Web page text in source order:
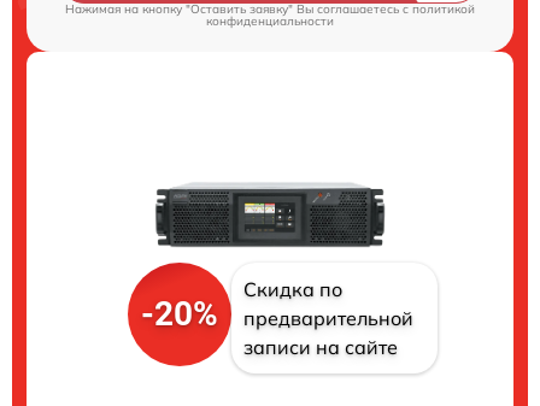
Нажимая на кнопку "Оставить заявку" Вы соглашаетесь c политикой
конфиденциальности
-20%
Скидка по
предварительной
записи на сайте